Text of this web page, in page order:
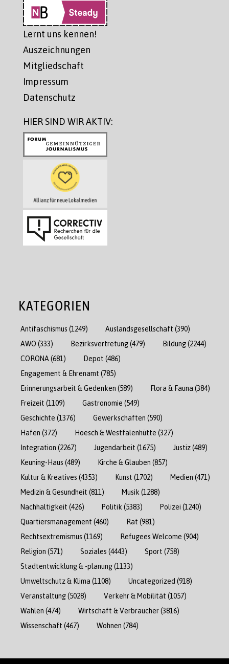
Lernt uns kennen!
Auszeichnungen
Mitgliedschaft
Impressum
Datenschutz
HIER SIND WIR AKTIV:
KATEGORIEN
Antifaschismus (1249) Auslandsgesellschaft (390)
AWO (333) Bezirksvertretung(479) Bildung(2244)
CORONA (681) Depot (486)
Engagement & Ehrenamt (785)
Erinnerungsarbeit & Gedenken (589) Flora & Fauna (384)
Freizeit (1109) Gastronomie (549)
Geschichte (1376) Gewerkschaften (590)
Hafen (372) Hoesch & Westfalenhütte (327)
Integration (2267) Jugendarbeit (1675) Justiz(489)
Keuning-Haus (489) Kirche & Glauben (857)
Kultur & Kreatives (4353) Kunst (1702) Medien (471)
Medizin & Gesundheit (811) Musik (1288)
Nachhaltigkeit (426) Politik (5383) Polizei (1240)
Quartiersmanagement (460) Rat (981)
Rechtsextremismus (1169) Refugees Welcome (904)
Religion (571) Soziales (4443) Sport (758)
Stadtentwicklung & -planung(1133)
Umweltschutz & Klima (1108) Uncategorized (918)
Veranstaltung(5028) Verkehr & Mobilität (1057)
Wahlen (474) Wirtschaft & Verbraucher(3816)
Wissenschaft (467) Wohnen (784)